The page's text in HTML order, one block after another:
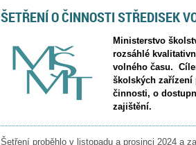
ŠETŘENÍ O ČINNOSTI STŘEDISEK
Ministerstvo
rozsáhlé
volného času.
školských zařízení
činnosti, o
zajištění.
Šetření proběhlo v listopadu a prosinci 2024 a